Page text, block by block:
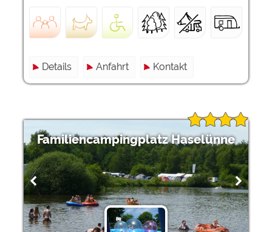
Details Anfahrt Kontakt
Familiencampingplatz Haselünne